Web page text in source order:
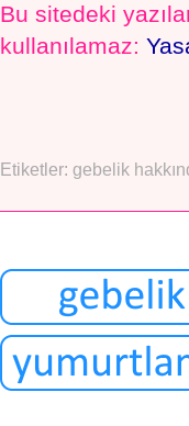
Bu sitedeki
kullanılamaz:
Etiketler: gebelik